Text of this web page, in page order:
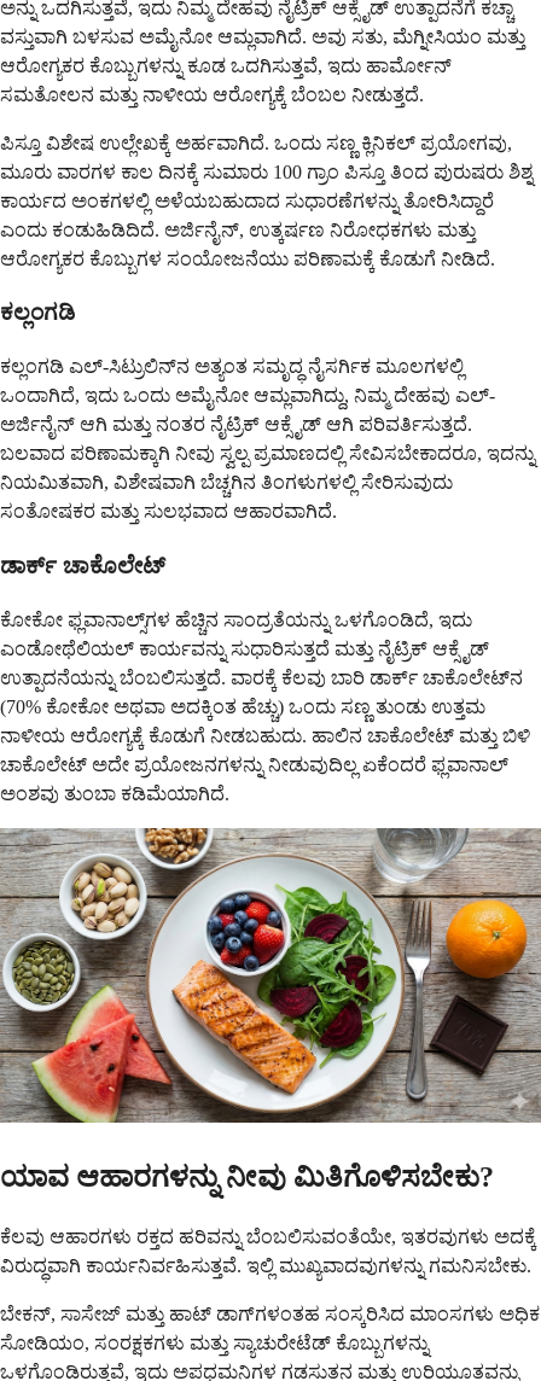
ಅನ್ನು ಒದಗಿಸುತ್ತವೆ, ಇದು ನಿಮ್ಮ ದೇಹವು ನೈಟ್ರಿಕ್ ಆಕ್ಸೈಡ್ ಉತ್ಪಾದನೆಗೆ ಕಚ್ಚಾ
ವಸ್ತುವಾಗಿ ಬಳಸುವ ಅಮೈನೋ ಆಮ್ಲವಾಗಿದೆ. ಅವು ಸತು, ಮೆಗ್ನೀಸಿಯಂ ಮತ್ತು
ಆರೋಗ್ಯಕರ ಕೊಬ್ಬುಗಳನ್ನು ಕೂಡ ಒದಗಿಸುತ್ತವೆ, ಇದು ಹಾರ್ಮೋನ್
ಸಮತೋಲನ ಮತ್ತು ನಾಳೀಯ ಆರೋಗ್ಯಕ್ಕೆ ಬೆಂಬಲ ನೀಡುತ್ತದೆ.
ಪಿಸ್ತೂ ವಿಶೇಷ ಉಲ್ಲೇಖಕ್ಕೆ ಅರ್ಹವಾಗಿದೆ. ಒಂದು ಸಣ್ಣ ಕ್ಲಿನಿಕಲ್ ಪ್ರಯೋಗವು,
ಮೂರು ವಾರಗಳ ಕಾಲ ದಿನಕ್ಕೆ ಸುಮಾರು 100 ಗ್ರಾಂ ಪಿಸ್ತೂ ತಿಂದ ಪುರುಷರು ಶಿಶ್ನ
ಕಾರ್ಯದ ಅಂಕಗಳಲ್ಲಿ ಅಳೆಯಬಹುದಾದ ಸುಧಾರಣೆಗಳನ್ನು ತೋರಿಸಿದ್ದಾರೆ
ಎಂದು ಕಂಡುಹಿಡಿದಿದೆ. ಅರ್ಜಿನೈನ್, ಉತ್ಕರ್ಷಣ ನಿರೋಧಕಗಳು ಮತ್ತು
ಆರೋಗ್ಯಕರ ಕೊಬ್ಬುಗಳ ಸಂಯೋಜನೆಯು ಪರಿಣಾಮಕ್ಕೆ ಕೊಡುಗೆ ನೀಡಿದೆ.
ಕಲ್ಲಂಗಡಿ
ಕಲ್ಲಂಗಡಿ ಎಲ್-ಸಿಟ್ರುಲಿನ್‌ನ ಅತ್ಯಂತ ಸಮೃದ್ಧ ನೈಸರ್ಗಿಕ ಮೂಲಗಳಲ್ಲಿ
ಒಂದಾಗಿದೆ, ಇದು ಒಂದು ಅಮೈನೋ ಆಮ್ಲವಾಗಿದ್ದು, ನಿಮ್ಮ ದೇಹವು ಎಲ್-
ಅರ್ಜಿನೈನ್ ಆಗಿ ಮತ್ತು ನಂತರ ನೈಟ್ರಿಕ್ ಆಕ್ಸೈಡ್ ಆಗಿ ಪರಿವರ್ತಿಸುತ್ತದೆ.
ಬಲವಾದ ಪರಿಣಾಮಕ್ಕಾಗಿ ನೀವು ಸ್ವಲ್ಪ ಪ್ರಮಾಣದಲ್ಲಿ ಸೇವಿಸಬೇಕಾದರೂ, ಇದನ್ನು
ನಿಯಮಿತವಾಗಿ, ವಿಶೇಷವಾಗಿ ಬೆಚ್ಚಗಿನ ತಿಂಗಳುಗಳಲ್ಲಿ ಸೇರಿಸುವುದು
ಸಂತೋಷಕರ ಮತ್ತು ಸುಲಭವಾದ ಆಹಾರವಾಗಿದೆ.
ಡಾರ್ಕ್ ಚಾಕೊಲೇಟ್
ಕೋಕೋ ಫ್ಲವಾನಾಲ್ಸ್‌ಗಳ ಹೆಚ್ಚಿನ ಸಾಂದ್ರತೆಯನ್ನು ಒಳಗೊಂಡಿದೆ, ಇದು
ಎಂಡೋಥೆಲಿಯಲ್ ಕಾರ್ಯವನ್ನು ಸುಧಾರಿಸುತ್ತದೆ ಮತ್ತು ನೈಟ್ರಿಕ್ ಆಕ್ಸೈಡ್
ಉತ್ಪಾದನೆಯನ್ನು ಬೆಂಬಲಿಸುತ್ತದೆ. ವಾರಕ್ಕೆ ಕೆಲವು ಬಾರಿ ಡಾರ್ಕ್ ಚಾಕೊಲೇಟ್‌ನ
(70% ಕೋಕೋ ಅಥವಾ ಅದಕ್ಕಿಂತ ಹೆಚ್ಚು) ಒಂದು ಸಣ್ಣ ತುಂಡು ಉತ್ತಮ
ನಾಳೀಯ ಆರೋಗ್ಯಕ್ಕೆ ಕೊಡುಗೆ ನೀಡಬಹುದು. ಹಾಲಿನ ಚಾಕೊಲೇಟ್ ಮತ್ತು ಬಿಳಿ
ಚಾಕೊಲೇಟ್ ಅದೇ ಪ್ರಯೋಜನಗಳನ್ನು ನೀಡುವುದಿಲ್ಲ ಏಕೆಂದರೆ ಫ್ಲವಾನಾಲ್
ಅಂಶವು ತುಂಬಾ ಕಡಿಮೆಯಾಗಿದೆ.
ಯಾವ ಆಹಾರಗಳನ್ನು ನೀವು ಮಿತಿಗೊಳಿಸಬೇಕು?
ಕೆಲವು ಆಹಾರಗಳು ರಕ್ತದ ಹರಿವನ್ನು ಬೆಂಬಲಿಸುವಂತೆಯೇ, ಇತರವುಗಳು ಅದಕ್ಕೆ
ವಿರುದ್ಧವಾಗಿ ಕಾರ್ಯನಿರ್ವಹಿಸುತ್ತವೆ. ಇಲ್ಲಿ ಮುಖ್ಯವಾದವುಗಳನ್ನು ಗಮನಿಸಬೇಕು.
ಬೇಕನ್, ಸಾಸೇಜ್ ಮತ್ತು ಹಾಟ್ ಡಾಗ್‌ಗಳಂತಹ ಸಂಸ್ಕರಿಸಿದ ಮಾಂಸಗಳು ಅಧಿಕ
ಸೋಡಿಯಂ, ಸಂರಕ್ಷಕಗಳು ಮತ್ತು ಸ್ಯಾಚುರೇಟೆಡ್ ಕೊಬ್ಬುಗಳನ್ನು
ಒಳಗೊಂಡಿರುತ್ತವೆ, ಇದು ಅಪಧಮನಿಗಳ ಗಡಸುತನ ಮತ್ತು ಉರಿಯೂತವನ್ನು